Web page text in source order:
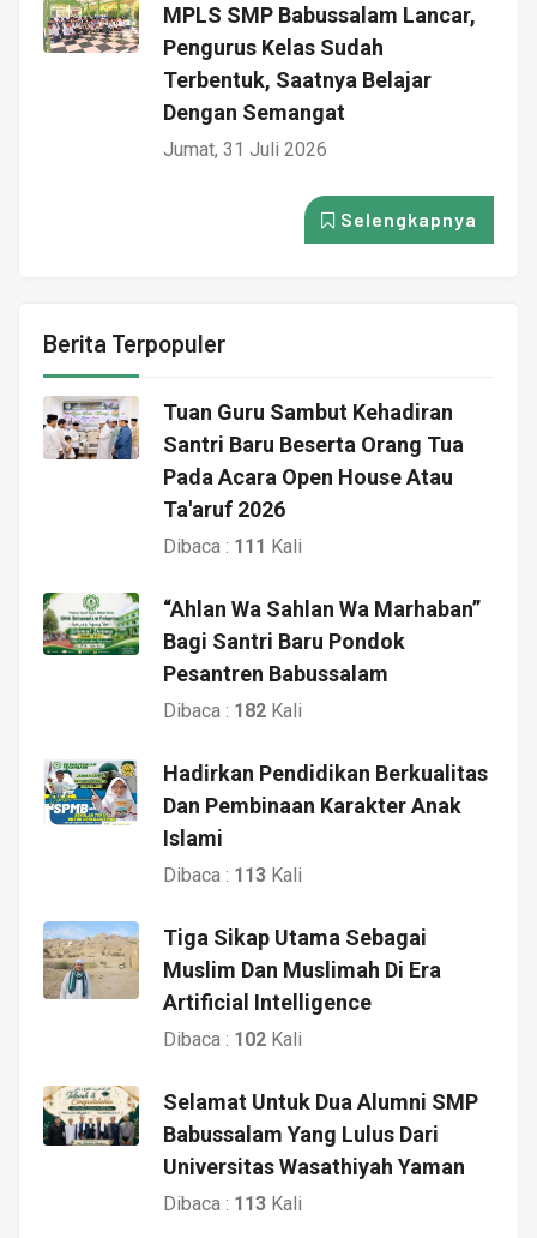
MPLS SMP Babussalam Lancar,
Pengurus Kelas Sudah
Terbentuk, Saatnya Belajar
Dengan Semangat
Jumat, 31 Juli 2026
Selengkapnya
Berita Terpopuler
Tuan Guru Sambut Kehadiran
Santri Baru Beserta Orang Tua
Pada Acara Open House Atau
Ta'aruf 2026
Dibaca : 111 Kali
“Ahlan Wa Sahlan Wa Marhaban”
Bagi Santri Baru Pondok
Pesantren Babussalam
Dibaca : 182 Kali
Hadirkan Pendidikan Berkualitas
Dan Pembinaan Karakter Anak
Islami
Dibaca : 113 Kali
Tiga Sikap Utama Sebagai
Muslim Dan Muslimah Di Era
Artificial Intelligence
Dibaca : 102 Kali
Selamat Untuk Dua Alumni SMP
Babussalam Yang Lulus Dari
Universitas Wasathiyah Yaman
Dibaca : 113 Kali